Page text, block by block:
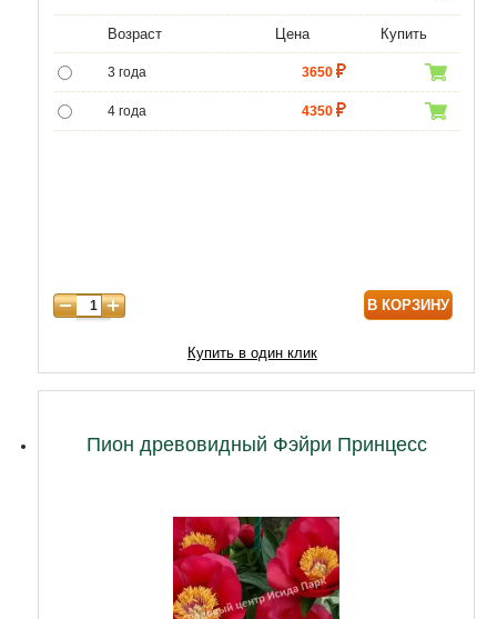
Возраст Цена Купить
3 года 3650
4 года 4350
В КОРЗИНУ
Купить в один клик
Пион древовидный Фэйри Принцесс